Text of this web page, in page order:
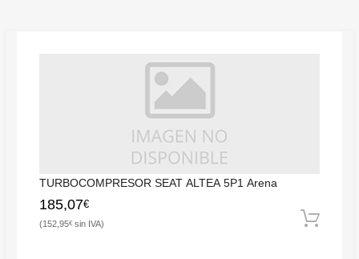
TURBOCOMPRESOR SEAT ALTEA 5P1 Arena
185,07€
152,95€